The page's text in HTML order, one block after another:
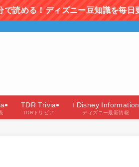
ニー豆知識を毎日更新中！
リーのディズニーガイド）
TDR Trivia
TDRトリビア
ℹ️ Disney Information
ディズニー最新情報